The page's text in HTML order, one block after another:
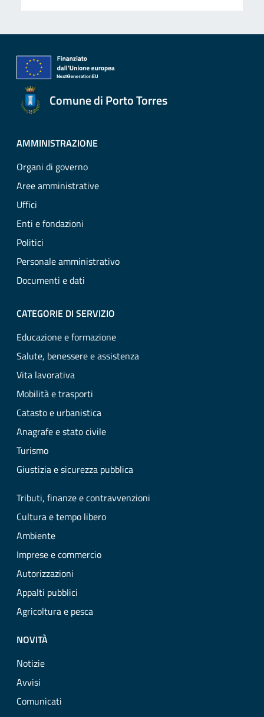
Comune di Porto Torres
AMMINISTRAZIONE
Organi di governo
Aree amministrative
Uffici
Enti e fondazioni
Politici
Personale amministrativo
Documenti e dati
CATEGORIE DI SERVIZIO
Educazione e formazione
Salute, benessere e assistenza
Vita lavorativa
Mobilità e trasporti
Catasto e urbanistica
Anagrafe e stato civile
Turismo
Giustizia e sicurezza pubblica
Tributi, finanze e contravvenzioni
Cultura e tempo libero
Ambiente
Imprese e commercio
Autorizzazioni
Appalti pubblici
Agricoltura e pesca
NOVITÀ
Notizie
Avvisi
Comunicati